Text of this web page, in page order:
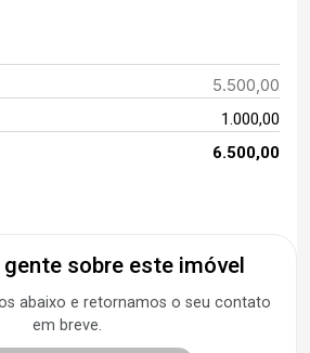
5.500,00
1.000,00
6.500,00
gente sobre este imóvel
abaixo e retornamos o seu contato
em breve.